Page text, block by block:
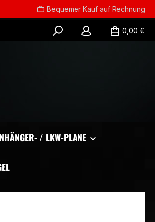
Bequemer Kauf auf Rechnung
0,00 €
/ LKW-PLANE